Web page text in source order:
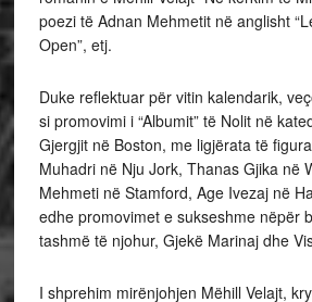
poezi të Adnan Mehmetit në anglisht
Open”, etj.
Duke reflektuar për vitin kalendarik,
si promovimi i “Albumit” të Nolit në
Gjergjit në Boston, me ligjërata të
Muhadri në Nju Jork, Thanas Gjika në
Mehmeti në Stamford, Age Ivezaj në
edhe promovimet e sukseshme nëpër
tashmë të njohur, Gjekë Marinaj dhe
I shprehim mirënjohjen Mëhill Velajt,